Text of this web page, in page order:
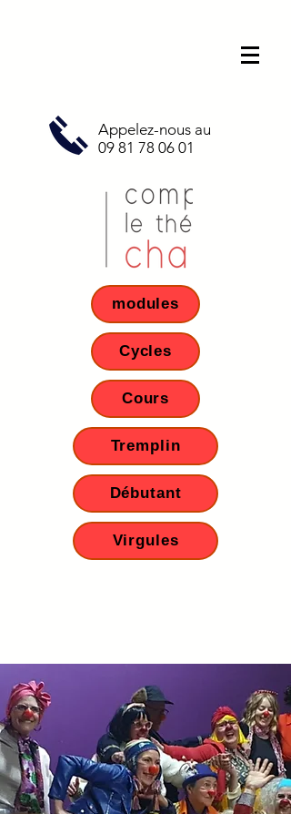
Appelez-nous au
09 81 78 06 01
modules
Cycles
Cours
Tremplin
Débutant
Virgules